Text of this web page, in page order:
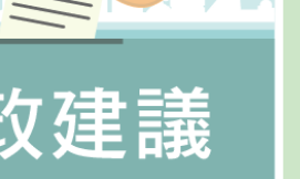
改革及管理中的統籌協調角色，為
共服務品質創造更有利條件。相關
以更大擔當和更大魄力持續推動落
行政公職局 2026年7